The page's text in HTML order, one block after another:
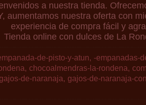
a nuestra tienda.
aumentamos nuestra oferta con
experiencia de compra fácil y
Tienda online con dulces de La
de-pisto-y-atun -empanadas-
chocoalmendras-la-rondena
de-naranaja gajos-de-naranaja-